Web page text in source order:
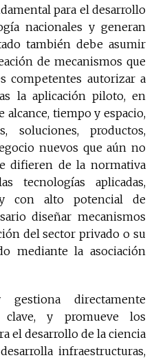
para el desarrollo
nacionales y generan
también debe asumir
de mecanismos que
competentes autorizar a
la aplicación piloto, en
tiempo y espacio,
soluciones, productos,
nuevos que aún no
difieren de la normativa
tecnologías aplicadas,
con alto potencial de
diseñar mecanismos
del sector privado o su
mediante la asociación
directamente
clave, y promueve los
el desarrollo de la ciencia
infraestructuras,